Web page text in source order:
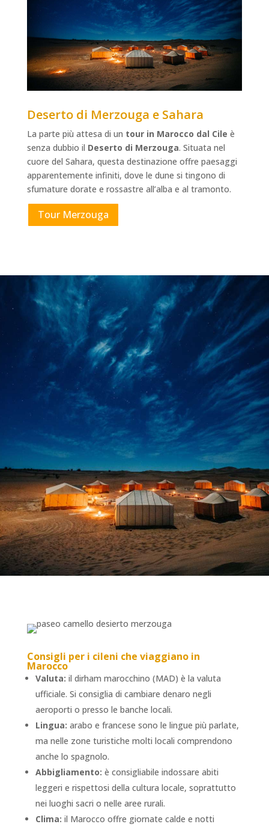
Deserto di Merzouga e Sahara
La parte più attesa di un tour in Marocco dal Cile è
senza dubbio il Deserto di Merzouga. Situata nel
cuore del Sahara, questa destinazione offre paesaggi
apparentemente infiniti, dove le dune si tingono di
sfumature dorate e rossastre all’alba e al tramonto.
Tour Merzouga
Consigli per i cileni che viaggiano in
Marocco
Valuta: il dirham marocchino (MAD) è la valuta
ufficiale. Si consiglia di cambiare denaro negli
aeroporti o presso le banche locali.
Lingua: arabo e francese sono le lingue più parlate,
ma nelle zone turistiche molti locali comprendono
anche lo spagnolo.
Abbigliamento: è consigliabile indossare abiti
leggeri e rispettosi della cultura locale, soprattutto
nei luoghi sacri o nelle aree rurali.
Clima: il Marocco offre giornate calde e notti